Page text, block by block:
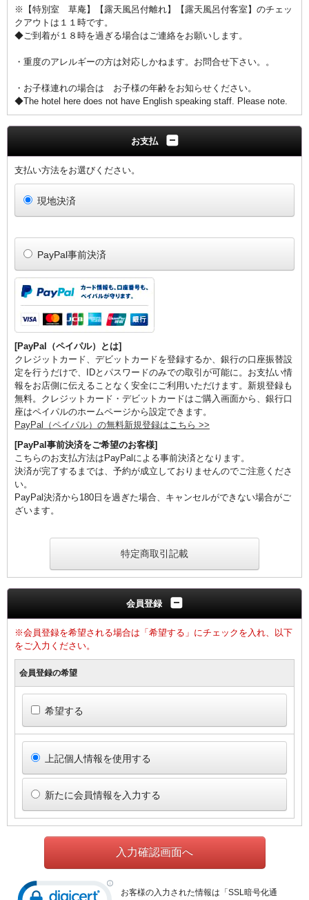
※【特別室 草庵】【露天風呂付離れ】【露天風呂付客室】のチェッ
クアウトは１１時です。
◆ご到着が１８時を過ぎる場合はご連絡をお願いします。
・重度のアレルギーの方は対応しかねます。お問合せ下さい。。
・お子様連れの場合は お子様の年齢をお知らせください。
◆The hotel here does not have English speaking staff. Please note.
お支払
支払い方法をお選びください。
現地決済
PayPal事前決済
[PayPal（ペイパル）とは]
クレジットカード、デビットカードを登録するか、銀行の口座振替設
定を行うだけで、IDとパスワードのみでの取引が可能に。お支払い情
報をお店側に伝えることなく安全にご利用いただけます。新規登録も
無料。クレジットカード・デビットカードはご購入画面から、銀行口
座はペイパルのホームページから設定できます。
PayPal（ペイパル）の無料新規登録はこちら >>
[PayPal事前決済をご希望のお客様]
こちらのお支払方法はPayPalによる事前決済となります。
決済が完了するまでは、予約が成立しておりませんのでご注意くださ
い。
PayPal決済から180日を過ぎた場合、キャンセルができない場合がご
ざいます。
特定商取引記載
会員登録
※会員登録を希望される場合は「希望する」にチェックを入れ、以下
をご入力ください。
会員登録の希望
希望する
上記個人情報を使用する
新たに会員情報を入力する
お客様の入力された情報は「SSL暗号化通